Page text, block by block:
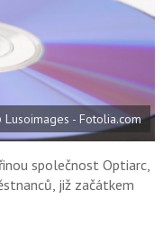
F
c
e
b
o
o
k
e
a
s
i
X
- Fotolia.com
společnost Optiarc,
již začátkem